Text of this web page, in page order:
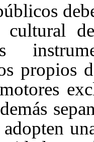
cultural
propios